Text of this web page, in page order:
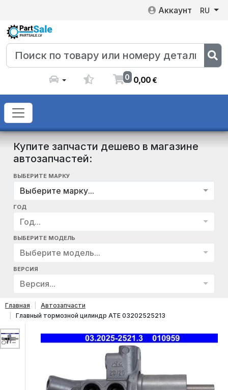
Аккаунт RU
0 0,00€
Купите запчасти дешево в магазине
автозапчастей:
ВЫБЕРИТЕ МАРКУ
Выберите марку...
ГОД
Год...
ВЫБЕРИТЕ МОДЕЛЬ
Выберите модель...
ВЕРСИЯ
Версия...
Главная
Автозапчасти
Главный тормозной цилиндр ATE 03202525213